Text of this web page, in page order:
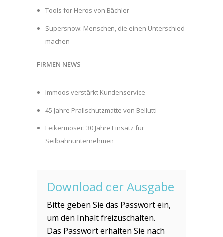
Tools for Heros von Bächler
Supersnow: Menschen, die einen Unterschied
machen
FIRMEN NEWS
Immoos verstärkt Kundenservice
45 Jahre Prallschutzmatte von Bellutti
Leikermoser: 30 Jahre Einsatz für
Seilbahnunternehmen
Download der Ausgabe
Bitte geben Sie das Passwort ein,
um den Inhalt freizuschalten.
Das Passwort erhalten Sie nach